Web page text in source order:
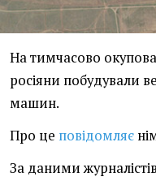
На тимчасово
росіяни побудували
машин.
Про це повідомляє
За даними